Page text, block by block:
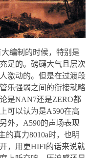
编制的时候，特别是
足的。磅礴大气且层次
激动的。但是在过渡段
乐强弱之间的衔接就略
是NAN7还是ZERO都
可以认为是A590在高
外，A590的声场表现
的真力8010a时，也明
，用更HIFI的话来说就